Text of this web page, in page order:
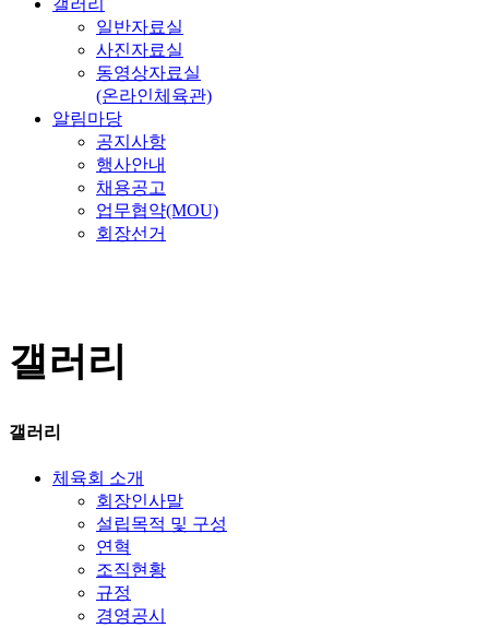
갤러리
일반자료실
사진자료실
동영상자료실
(온라인체육관)
알림마당
공지사항
행사안내
채용공고
업무협약(MOU)
회장선거
갤러리
갤러리
체육회 소개
회장인사말
설립목적 및 구성
연혁
조직현황
규정
경영공시